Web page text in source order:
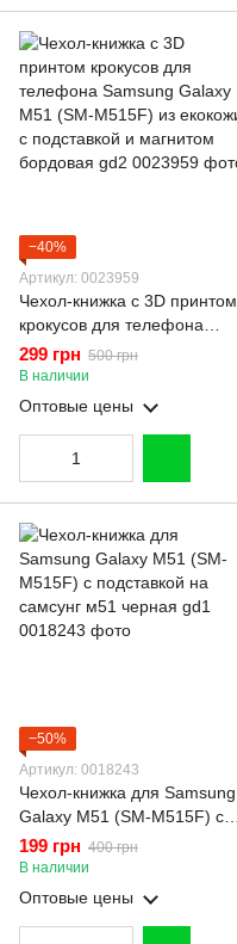
−40%
Артикул: 0023959
Чехол-книжка с 3D принтом
крокусов для телефона
Samsung Galaxy M51 (SM-
M515F) из екокожи с
подставкой и магнитом
бордовая gd2
299 грн 500 грн
В наличии
Оптовые цены
−50%
Артикул: 0018243
Чехол-книжка для Samsung
Galaxy M51 (SM-M515F) с
подставкой на самсунг м51
черная gd1
199 грн 400 грн
В наличии
Оптовые цены